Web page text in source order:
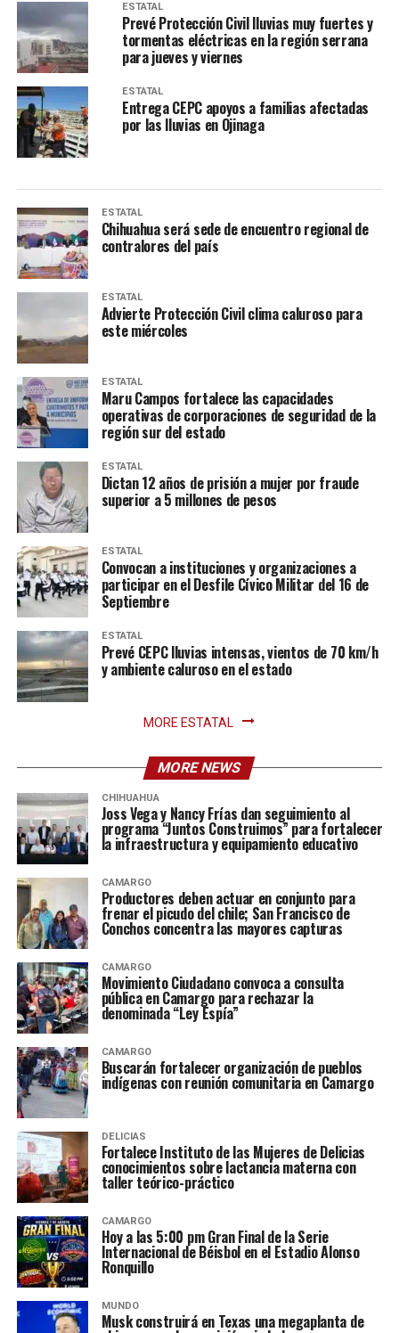
ESTATAL
Prevé Protección Civil lluvias muy fuertes y
tormentas eléctricas en la región serrana
para jueves y viernes
ESTATAL
Entrega CEPC apoyos a familias afectadas
por las lluvias en Ojinaga
ESTATAL
Chihuahua será sede de encuentro regional de
contralores del país
ESTATAL
Advierte Protección Civil clima caluroso para
este miércoles
ESTATAL
Maru Campos fortalece las capacidades
operativas de corporaciones de seguridad de la
región sur del estado
ESTATAL
Dictan 12 años de prisión a mujer por fraude
superior a 5 millones de pesos
ESTATAL
Convocan a instituciones y organizaciones a
participar en el Desfile Cívico Militar del 16 de
Septiembre
ESTATAL
Prevé CEPC lluvias intensas, vientos de 70 km/h
y ambiente caluroso en el estado
MORE ESTATAL
MORE NEWS
CHIHUAHUA
Joss Vega y Nancy Frías dan seguimiento al
programa “Juntos Construimos” para fortalecer
la infraestructura y equipamiento educativo
CAMARGO
Productores deben actuar en conjunto para
frenar el picudo del chile; San Francisco de
Conchos concentra las mayores capturas
CAMARGO
Movimiento Ciudadano convoca a consulta
pública en Camargo para rechazar la
denominada “Ley Espía”
CAMARGO
Buscarán fortalecer organización de pueblos
indígenas con reunión comunitaria en Camargo
DELICIAS
Fortalece Instituto de las Mujeres de Delicias
conocimientos sobre lactancia materna con
taller teórico-práctico
CAMARGO
Hoy a las 5:00 pm Gran Final de la Serie
Internacional de Béisbol en el Estadio Alonso
Ronquillo
MUNDO
Musk construirá en Texas una megaplanta de